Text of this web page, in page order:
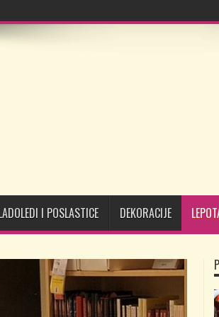
I POSLASTICE DEKORACIJE